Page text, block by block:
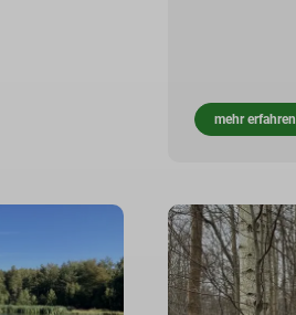
mehr erfahren